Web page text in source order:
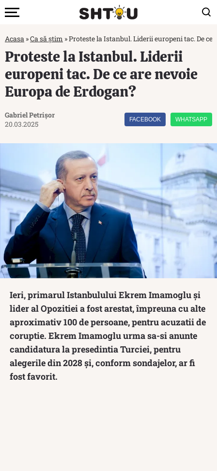
Acasa »Ca să știm »Proteste la Istanbul. Liderii europeni tac. De ce
Proteste la Istanbul. Liderii
europeni tac. De ce are nevoie
Europa de Erdogan?
Gabriel Petrișor
20.03.2025
FACEBOOK WHATSAPP
Ieri, primarul Istanbulului Ekrem Imamoglu și
lider al Opozitiei a fost arestat, împreuna cu alte
aproximativ 100 de persoane, pentru acuzatii de
coruptie. Ekrem Imamoglu urma sa-si anunte
candidatura la presedintia Turciei, pentru
alegerile din 2028 și, conform sondajelor, ar fi
fost favorit.